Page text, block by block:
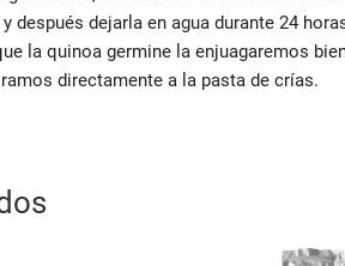
después dejarla en agua durante 24
la quinoa germine la enjuagaremos
directamente a la pasta de crías.